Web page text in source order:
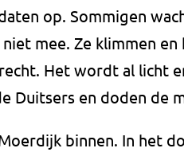
op. Sommigen
mee. Ze klimmen
Het wordt al licht
Duitsers en doden de
binnen. In het